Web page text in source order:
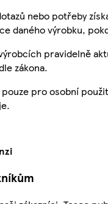
nebo potřeby
daného výrobku,
pravidelně
zákona.
pro osobní